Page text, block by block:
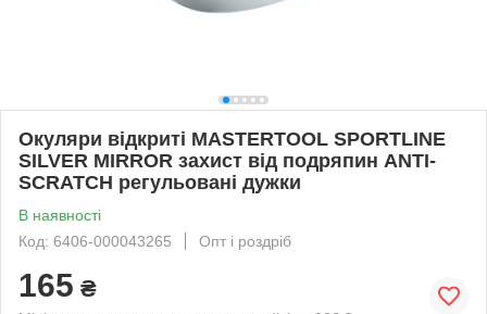
Окуляри відкриті MASTERTOOL SPORTLINE
SILVER MIRROR захист від подряпин ANTI-
SCRATCH регульовані дужки
В наявності
Код: 6406-000043265
Опт і роздріб
165 ₴